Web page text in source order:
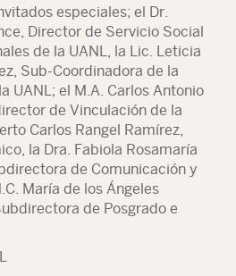
especiales; el Dr.
Director de Servicio Social
de la UANL, la Lic. Leticia
Sub-Coordinadora de la
UANL; el M.A. Carlos Antonio
de Vinculación de la
Carlos Rangel Ramírez,
la Dra. Fabiola Rosamaría
de Comunicación y
María de los Ángeles
de Posgrado e